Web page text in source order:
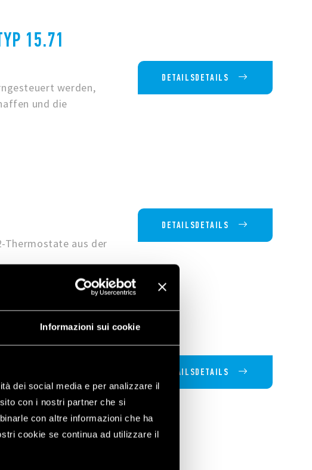
Informazioni sui cookie
dei social media e per analizzare il
con i nostri partner che si
con altre informazioni che ha
cookie se continua ad utilizzare il
15.71
werden,
und die
DETAILSDETAILS
Thermostate aus der
DETAILSDETAILS
elektrische Rolläden
DETAILSDETAILS